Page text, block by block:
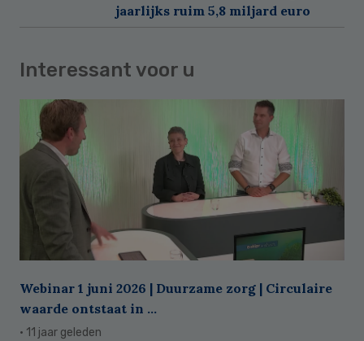
jaarlijks ruim 5,8 miljard euro
Interessant voor u
Webinar 1 juni 2026 | Duurzame zorg | Circulaire
waarde ontstaat in ...
· 11 jaar geleden